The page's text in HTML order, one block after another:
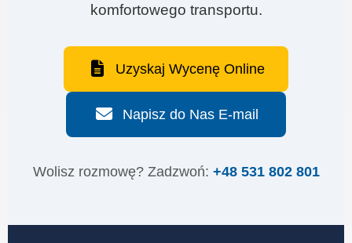
komfortowego transportu.
Uzyskaj Wycenę Online
Napisz do Nas E-mail
Wolisz rozmowę? Zadzwoń: +48 531 802 801